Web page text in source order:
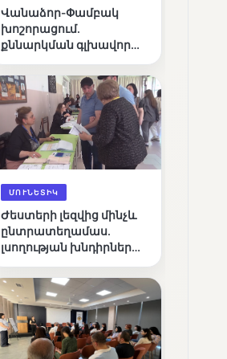
Վանաձոր-Փամբակ
խոշորացում.
քննարկման գլխավոր
կառավարո՞ւմ, թե՞
քաղաքական նպատակ
ՄՈՒՆԵՏԻԿ
Ժեստերի լեզվից մինչև
ընտրատեղամաս.
լսողության խնդիրներ
ճանապարհը